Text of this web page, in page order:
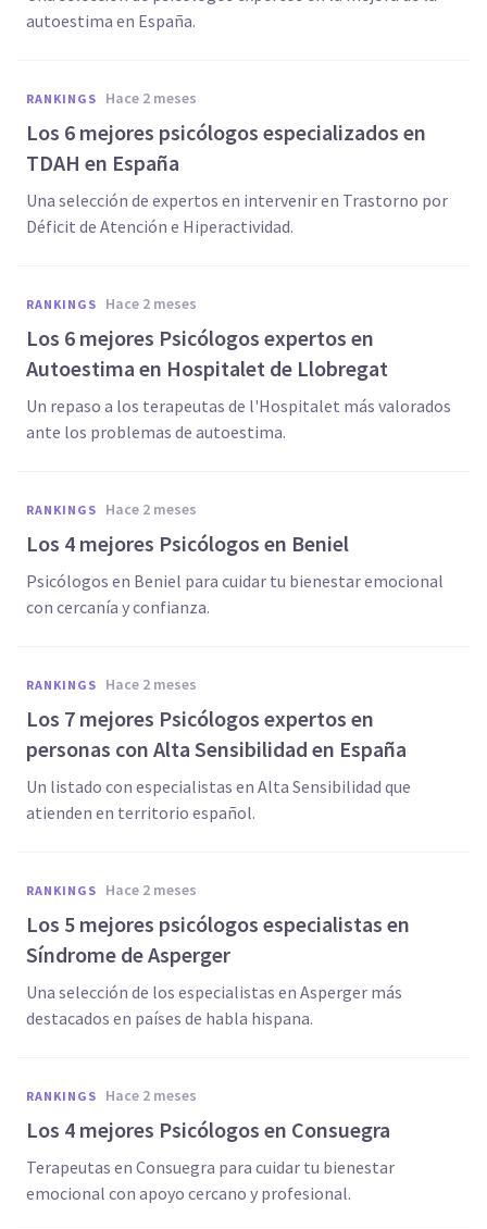
autoestima en España.
RANKINGS hace 2 meses
Los 6 mejores psicólogos especializados en
TDAH en España
Una selección de expertos en intervenir en Trastorno por
Déficit de Atención e Hiperactividad.
RANKINGS hace 2 meses
Los 6 mejores Psicólogos expertos en
Autoestima en Hospitalet de Llobregat
Un repaso a los terapeutas de l'Hospitalet más valorados
ante los problemas de autoestima.
RANKINGS hace 2 meses
Los 4 mejores Psicólogos en Beniel
Psicólogos en Beniel para cuidar tu bienestar emocional
con cercanía y confianza.
RANKINGS hace 2 meses
Los 7 mejores Psicólogos expertos en
personas con Alta Sensibilidad en España
Un listado con especialistas en Alta Sensibilidad que
atienden en territorio español.
RANKINGS hace 2 meses
Los 5 mejores psicólogos especialistas en
Síndrome de Asperger
Una selección de los especialistas en Asperger más
destacados en países de habla hispana.
RANKINGS hace 2 meses
Los 4 mejores Psicólogos en Consuegra
Terapeutas en Consuegra para cuidar tu bienestar
emocional con apoyo cercano y profesional.